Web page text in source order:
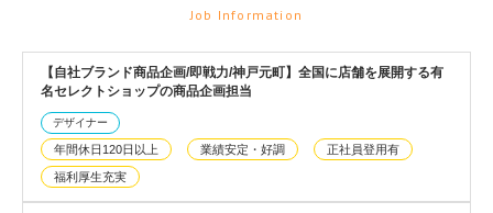
Job Information
【自社ブランド商品企画/即戦力/神戸元町】全国に店舗を展開する有
名セレクトショップの商品企画担当
デザイナー
年間休日120日以上 業績安定・好調 正社員登用有
福利厚生充実